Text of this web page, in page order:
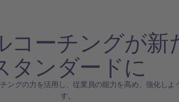
コーチングが新
タンダードに
ングの力を活用し、従業員の能力を高め、強化しよ
す。